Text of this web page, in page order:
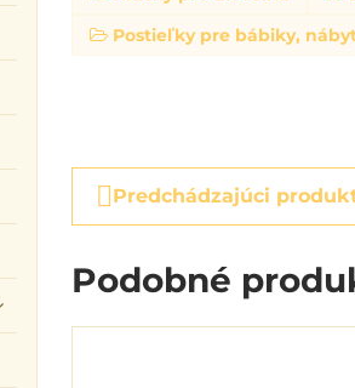
Postieľky pre bábiky,
Predchádzajúci
Podobné